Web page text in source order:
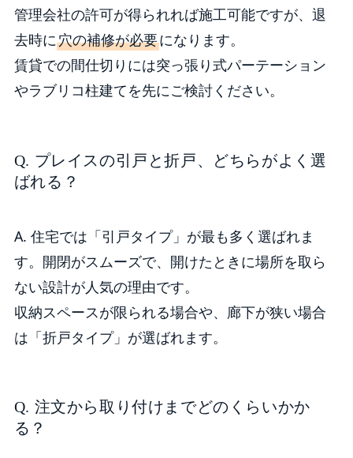
管理会社の許可が得られれば施工可能ですが、退
去時に穴の補修が必要になります。
賃貸での間仕切りには突っ張り式パーテーション
やラブリコ柱建てを先にご検討ください。
Q. プレイスの引戸と折戸、どちらがよく選
ばれる？
A. 住宅では「引戸タイプ」が最も多く選ばれま
す。開閉がスムーズで、開けたときに場所を取ら
ない設計が人気の理由です。
収納スペースが限られる場合や、廊下が狭い場合
は「折戸タイプ」が選ばれます。
Q. 注文から取り付けまでどのくらいかか
る？